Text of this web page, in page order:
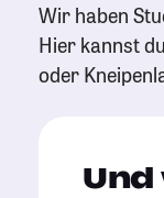
Wir haben
Hier kannst
oder
Und